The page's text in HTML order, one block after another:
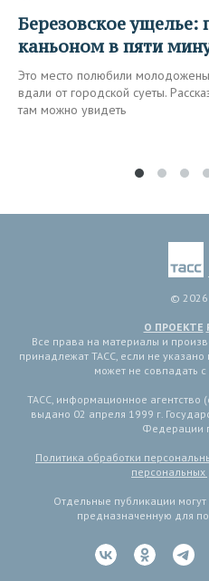
Березовское ущелье: прогулка над
каньоном в пяти
Это место полюбили молодожены
вдали от городской суеты.
там можно увидеть
© 2026
О ПРОЕКТЕ
Все права на материалы и
принадлежат ТАСС, если не
может не совпадать
ТАСС, информационное агентство
выдано 02 апреля 1999 г.
Федерации
Политика обработки
Отдельные публикации
предназначенную для